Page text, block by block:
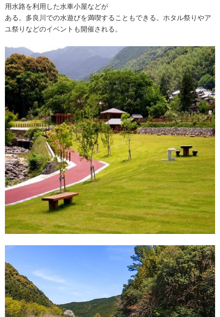
用水路を利用した水車小屋などが
ある。多良川での水遊びを満喫することもできる。ホタル祭りやア
ユ祭りなどのイベントも開催される。